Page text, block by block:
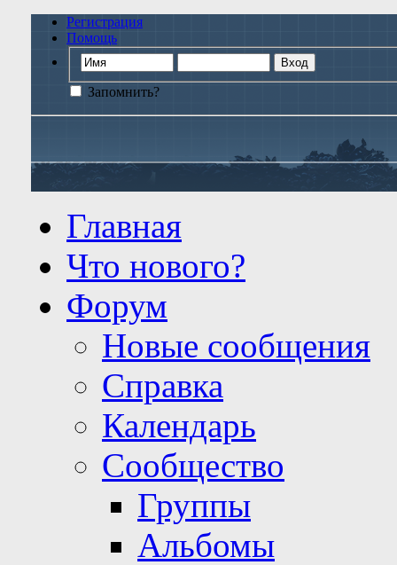
Регистрация
Помощь
Запомнить?
Главная
Что нового?
Форум
Новые сообщения
Справка
Календарь
Сообщество
Группы
Альбомы